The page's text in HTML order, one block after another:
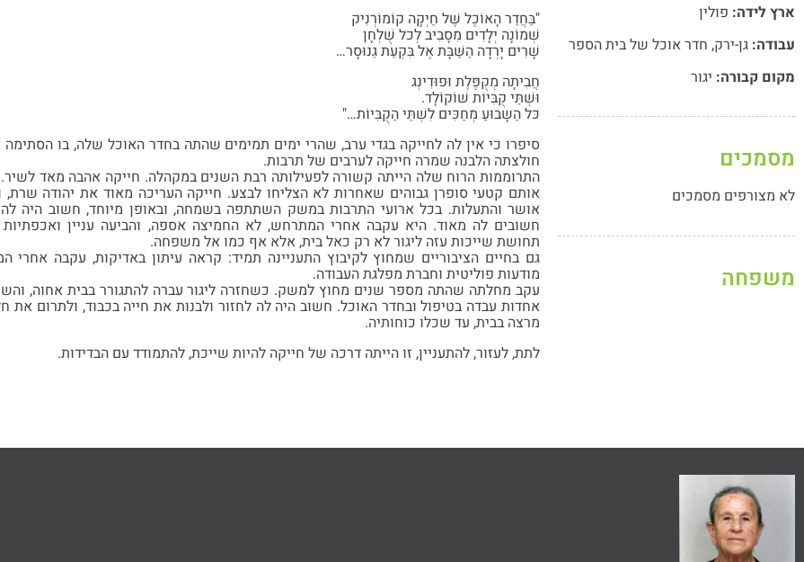
ארץ לידה: פולין
עבודה: גן-ירק, חדר אוכל של בית הספר
מקום קבורה: יגור
מסמכים
לא מצורפים מסמכים
משפחה
"בַּחֲדַר הָאוֹכֶל שֶׁל חַיְקָה קוֹמוֹרְנִיק
שְׁמוֹנָה יְלָדִים מִסָבִיב לְכל שֻׁלְחָן
שָׁרִים יָרְדָה הַשַּׁבָּת אֶל בִּקְעַת גֵנוּסָר…
חֲבִיתָה מְקֻפֶּלֶת וּפוּדִינְג
וּשְׁתֵּי קֻבִּיוֹת שׁוֹקוֹלָד.
כּל הַשָבוּעַ מְחַכִּים לִשְׁתֵּי הַקֻבִּיוֹת…"
סיפרו כי אין לה לחייקה בגדי ערב, שהרי ימים תמימים שהתה בחדר האוכל שלה, בו
חולצתה הלבנה שמרה חייקה לערבים של תרבות.
התרוממות הרוח שלה הייתה קשורה לפעילותה רבת השנים במקהלה. חייקה אהבה מאד לשיר.
אותם קטעי סופרן גבוהים שאחרות לא הצליחו לבצע. חייקה העריכה מאוד את יהודה שרת,
אושר והתעלות. בכל ארועי התרבות במשק השתתפה בשמחה, ובאופן מיוחד, חשוב היה לה
חשובים לה מאוד. היא עקבה אחרי המתרחש, לא החמיצה אספה, והביעה עניין ואכפתיות
תחושת שייכות עזה ליגור לא רק כאל בית, אלא אף כמו אל משפחה.
גם בחיים הציבוריים שמחוץ לקיבוץ התעניינה תמיד: קראה עיתון באדיקות, עקבה אחרי
מודעות פוליטית וחברת מפלגת העבודה.
עקב מחלתה שהתה מספר שנים מחוץ למשק. כשחזרה ליגור עברה להתגורר בבית אחוה,
אחדות עבדה בטיפול ובחדר האוכל. חשוב היה לה לחזור ולבנות את חייה בכבוד, ולתרום
מרצה בבית, עד שכלו כוחותיה.
לתת, לעזור, להתעניין, זו הייתה דרכה של חייקה להיות שייכת, להתמודד עם הבדידות.